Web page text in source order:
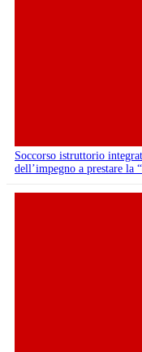
Soccorso istruttorio
dell’impegno a prestare la